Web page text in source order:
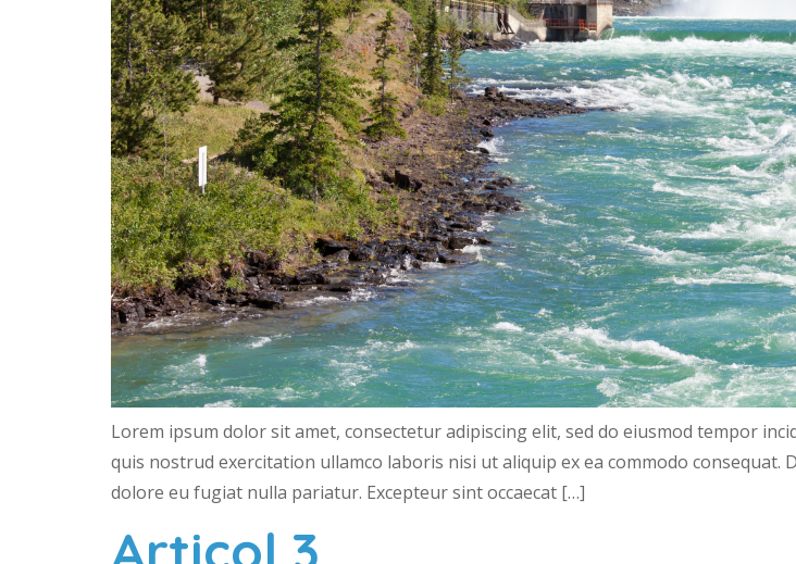
Lorem ipsum dolor sit amet, consectetur adipiscing elit, sed do eiusmod tempor
quis nostrud exercitation ullamco laboris nisi ut aliquip ex ea commodo
dolore eu fugiat nulla pariatur. Excepteur sint occaecat […]